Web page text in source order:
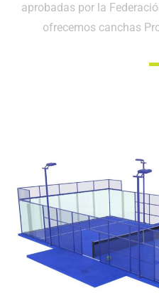
aprobadas por la
ofrecemos canchas